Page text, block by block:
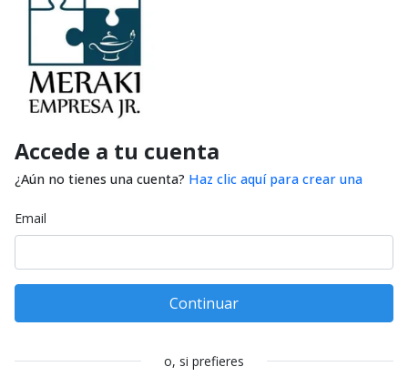
Accede a tu cuenta
¿Aún no tienes una cuenta? Haz clic aquí para crear una
Email
Continuar
o, si prefieres